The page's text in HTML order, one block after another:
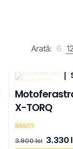
Arată: 6 12
X-TORQ
5.00
3.900lei Prețul
3.330